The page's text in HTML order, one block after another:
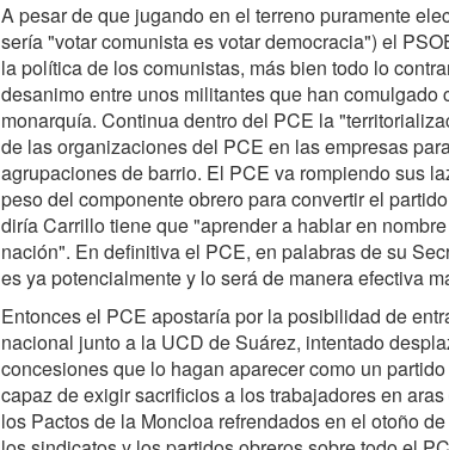
A pesar de que jugando en el terreno puramente
sería "votar comunista es votar democracia") el
la política de los comunistas, más bien todo lo
desanimo entre unos militantes que han
monarquía. Continua dentro del PCE la
de las organizaciones del PCE en las empresas
agrupaciones de barrio. El PCE va rompiendo sus
peso del componente obrero para convertir el
diría Carrillo tiene que "aprender a hablar en
nación". En definitiva el PCE, en palabras de su
es ya potencialmente y lo será de manera efectiva
Entonces el PCE apostaría por la posibilidad de
nacional junto a la UCD de Suárez, intentado
concesiones que lo hagan aparecer como un
capaz de exigir sacrificios a los trabajadores en
los Pactos de la Moncloa refrendados en el otoño